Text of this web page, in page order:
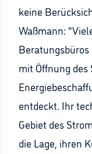
keine
Waßmann:
mit Öffnung
entdeckt. Ihr
Gebiet des
die Lage, ihren